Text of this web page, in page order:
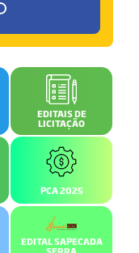
EDITAIS DE
LICITAÇÃO
PCA 2025
EDITAL SAPECADA